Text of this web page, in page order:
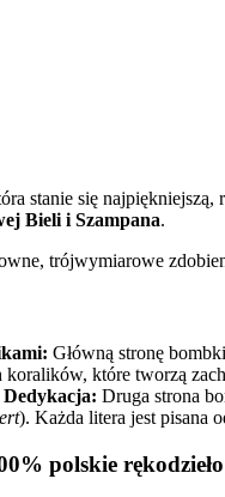
stanie się
Bieli i Szampana.
trójwymiarowe
Główną stronę
które tworzą
Dedykacja: Druga strona
). Każda litera jest pisana
polskie rękodzieło